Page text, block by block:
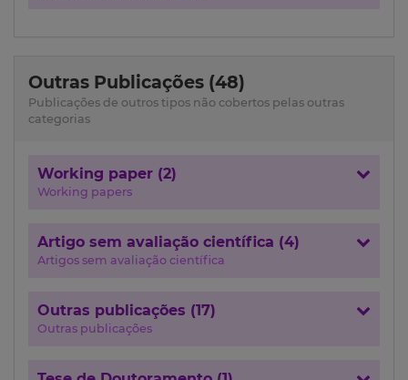
Outras Publicações (48)
Publicações de outros tipos não cobertos pelas outras
categorias
Working paper (2)
Working papers
Artigo sem avaliação científica (4)
Artigos sem avaliação científica
Outras publicações (17)
Outras publicações